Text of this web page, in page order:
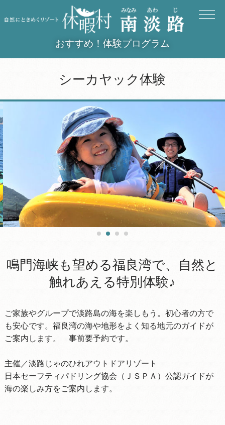
おすすめ！体験プログラム
シーカヤック体験
鳴門海峡も望める福良湾で、自然と
触れあえる特別体験♪
ご家族やグループで淡路島の海を楽しもう。初心者の方で
も安心です。福良湾の海や地形をよく知る地元のガイドが
ご案内します。 事前要予約です。
主催／淡路じゃのひれアウトドアリゾート
日本セーフティパドリング協会（ＪＳＰＡ）公認ガイドが
海の楽しみ方をご案内します。